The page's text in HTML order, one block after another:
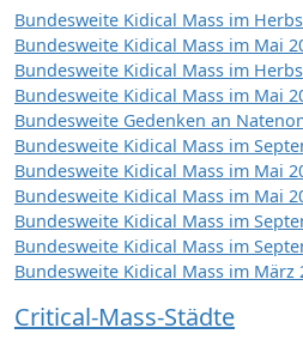
Bundesweite Kidical Mass im
Bundesweite Kidical Mass im Mai
Bundesweite Kidical Mass im
Bundesweite Kidical Mass im Mai
Bundesweite Gedenken an
Bundesweite Kidical Mass im
Bundesweite Kidical Mass im Mai
Bundesweite Kidical Mass im Mai
Bundesweite Kidical Mass im
Bundesweite Kidical Mass im
Bundesweite Kidical Mass im März
Critical-Mass-Städte